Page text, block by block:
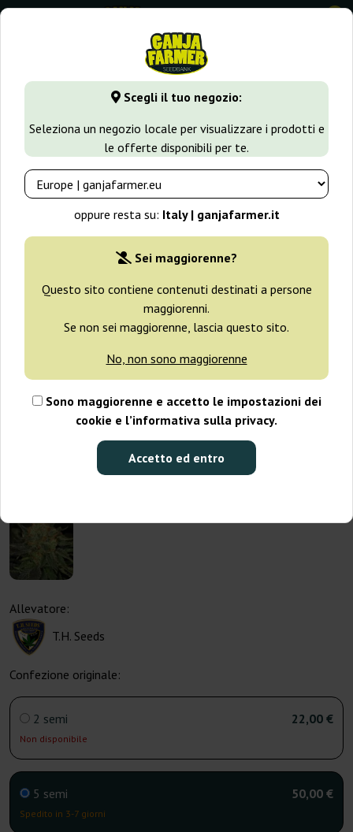
Scegli il tuo negozio:
Seleziona un negozio locale per visualizzare i prodotti e
le offerte disponibili per te.
oppure resta su: Italy | ganjafarmer.it
Sei maggiorenne?
Questo sito contiene contenuti destinati a persone
maggiorenni.
Se non sei maggiorenne, lascia questo sito.
No, non sono maggiorenne
Sono maggiorenne e accetto le impostazioni dei
cookie e l’informativa sulla privacy.
Accetto ed entro
0
GanjaFarmer.it Varietà di Cannabis Bubble Gum Auto
Allevatore:
T.H. Seeds
Confezione originale:
2 semi
Non disponibile
22,00 €
5 semi
Spedito in 3-7 giorni
50,00 €